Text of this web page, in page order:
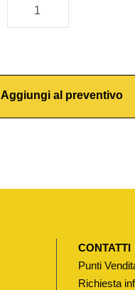
Aggiungi al preventivo
CONTATTI
Punti
Richiesta